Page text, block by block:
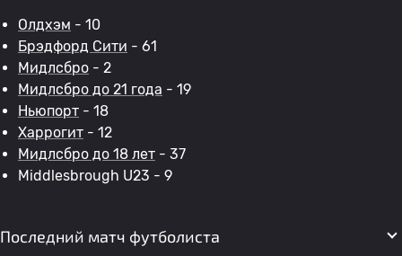
Олдхэм - 10
Брэдфорд Сити - 61
Мидлсбро - 2
Мидлсбро до 21 года - 19
Ньюпорт - 18
Харрогит - 12
Мидлсбро до 18 лет - 37
Middlesbrough U23 - 9
Последний матч футболиста